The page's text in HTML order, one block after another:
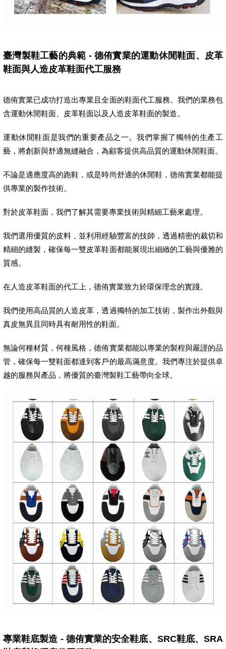
臺灣製鞋工藝的典範 - 德侑實業的運動休閒鞋面、皮革
鞋面與人造皮革鞋面代工服務
德侑實業已成功打造出專業且全面的鞋面代工服務。我們的業務包
含運動休閒鞋面、皮革鞋面以及人造皮革鞋面的製造。
運動休閒鞋面是我們的重要產品之一。我們掌握了獨特的生產工
藝，將創新與舒適無縫融合，為顧客提供高品質的運動休閒鞋面。
不論是適應度高的跑鞋，或是時尚舒適的休閒鞋，德侑實業都能提
供專業的製作技術。
對於皮革鞋面，我們了解其需要專業技術與精細工藝來處理。
我們選用優質的皮料，並利用經驗豐富的技師，透過精密的裁切和
精細的縫製，確保每一雙皮革鞋面都能展現出細緻的工藝與優雅的
質感。
在人造皮革鞋面的代工上，德侑實業致力於環保理念的實踐。
我們使用高品質的人造皮革，透過獨特的加工技術，製作出外觀與
真皮無異且同時具有耐用性的鞋面。
無論何種材質，何種風格，德侑實業都能以專業的製程與嚴謹的品
管，確保每一雙鞋面都達到客戶的最高滿意度。我們專注於提供卓
越的服務與產品，將優質的臺灣製鞋工藝帶向全球。
專業鞋底製造 - 德侑實業的安全鞋底、SRC鞋底、SRA